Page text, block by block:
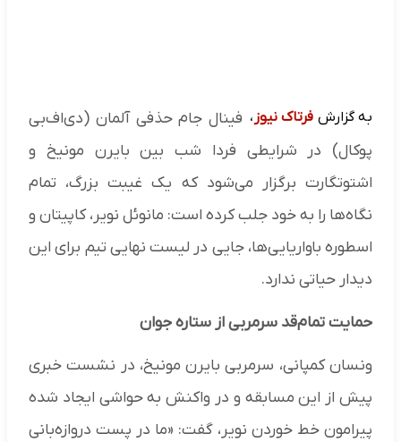
به گزارش فرتاک نیوز ، فینال جام حذفی آلمان (دی‌اف‌بی
پوکال) در شرایطی فردا شب بین بایرن مونیخ و
اشتوتگارت برگزار می‌شود که یک غیبت بزرگ، تمام
نگاه‌ها را به خود جلب کرده است: مانوئل نویر، کاپیتان و
اسطوره باواریایی‌ها، جایی در لیست نهایی تیم برای این
دیدار حیاتی ندارد.
حمایت تمام‌قد سرمربی از ستاره جوان
ونسان کمپانی، سرمربی بایرن مونیخ، در نشست خبری
پیش از این مسابقه و در واکنش به حواشی ایجاد شده
پیرامون خط خوردن نویر، گفت: «ما در پست دروازه‌بانی